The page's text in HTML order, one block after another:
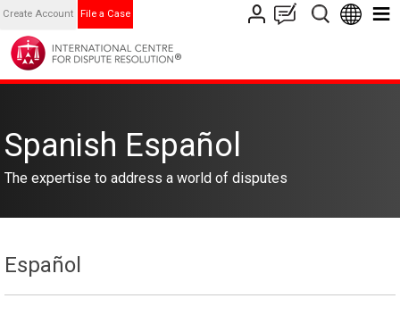
Create Account File a Case
Spanish Español
The expertise to address a world of disputes
Español